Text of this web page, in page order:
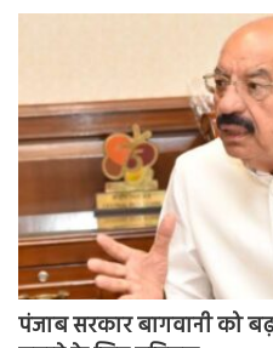
पंजाब सरकार बागवानी को